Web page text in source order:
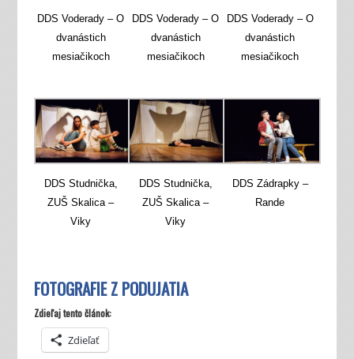
DDS Voderady – O
dvanástich
mesiačikoch
DDS Voderady – O
dvanástich
mesiačikoch
DDS Voderady – O
dvanástich
mesiačikoch
DDS Studnička,
ZUŠ Skalica –
Viky
DDS Studnička,
ZUŠ Skalica –
Viky
DDS Zádrapky –
Rande
FOTOGRAFIE Z PODUJATIA
Zdieľaj tento článok:
Zdieľať